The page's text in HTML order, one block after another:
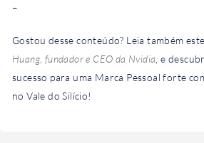
–
Gostou desse conteúdo? Leia também este
Huang, fundador e CEO da Nvidia , e
sucesso para uma Marca Pessoal forte
no Vale do Silício!